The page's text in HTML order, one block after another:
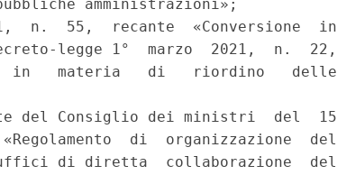
amministrazioni»;
n.  55,  recante  «Conversione  in
legge 1°  marzo  2021,  n.  22,
in   materia   di   riordino   delle
del Consiglio dei ministri  del  15
di  organizzazione  del
di diretta  collaborazione  del